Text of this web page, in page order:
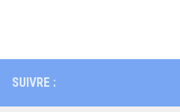
SUIVRE :